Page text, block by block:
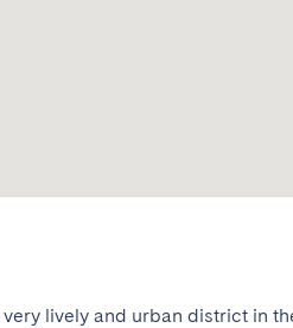
lively and urban district in